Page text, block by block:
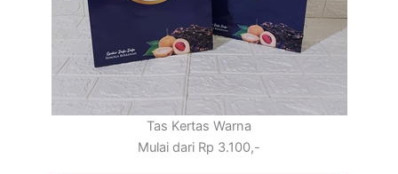
Tas Kertas Warna
Mulai dari Rp 3.100,-